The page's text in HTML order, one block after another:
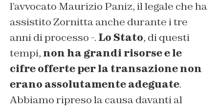
l’avvocato Maurizio Paniz, il legale che ha
assistito Zornitta anche durante i tre
anni di processo -. Lo Stato, di questi
tempi, non ha grandi risorse e le
cifre offerte per la transazione non
erano assolutamente adeguate.
Abbiamo ripreso la causa davanti al